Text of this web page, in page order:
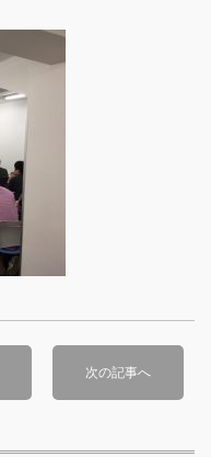
次の記事へ